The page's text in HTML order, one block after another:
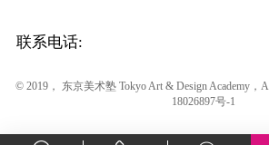
联系电话:
© 2019， 东京美术塾 Tokyo Art & Design Academy，
18026897号-1